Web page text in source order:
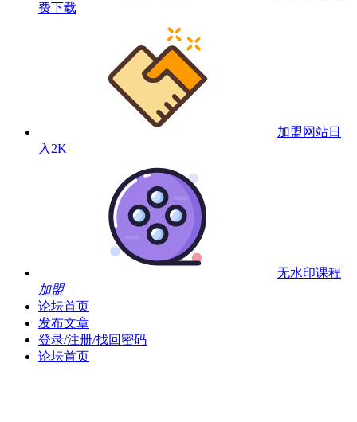
费下载
加盟网站日
入2K
无水印课程
加盟
论坛首页
发布文章
登录/注册/找回密码
论坛首页